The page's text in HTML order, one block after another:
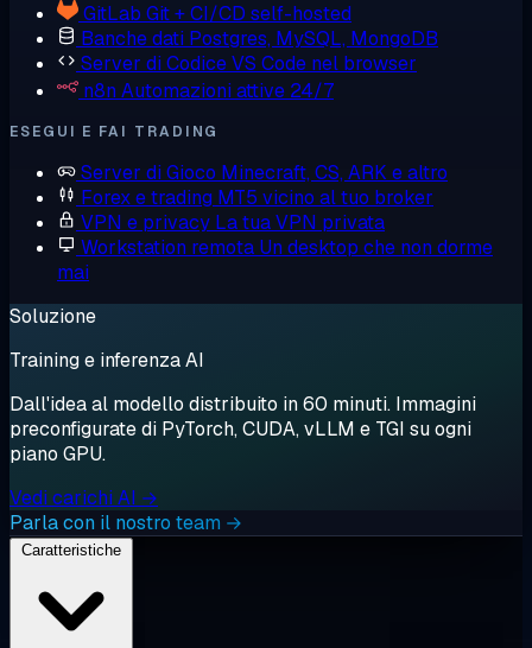
GitLab Git + CI/CD self-hosted
Banche dati Postgres, MySQL, MongoDB
Server di CodiceVS Code nel browser
n8n Automazioni attive 24/7
ESEGUI E FAI TRADING
Server di Gioco Minecraft, CS, ARK e altro
Forex e trading MT5 vicino al tuo broker
VPN e privacy La tua VPN privata
Workstation remota Un desktop che non dorme
mai
Soluzione
Training e inferenza AI
Dall'idea al modello distribuito in 60 minuti. Immagini
preconfigurate di PyTorch, CUDA, vLLM e TGI su ogni
piano GPU.
Vedi carichi AI →
Parla con il nostro team →